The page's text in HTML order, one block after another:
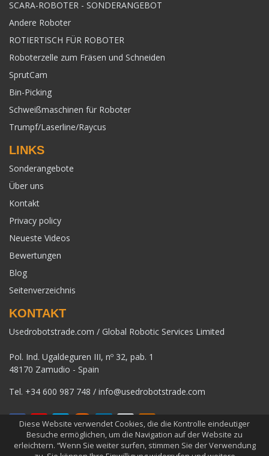
SCARA-ROBOTER - SONDERANGEBOT
Andere Roboter
ROTIERTISCH FÜR ROBOTER
Roboterzelle zum Fräsen und Schneiden
SprutCam
Bin-Picking
Schweißmaschinen für Roboter
Trumpf/Laserline/Raycus
LINKS
Sonderangebote
Über uns
Kontakt
Privacy policy
Neueste Videos
Bewertungen
Blog
Seitenverzeichnis
KONTAKT
Usedrobotstrade.com / Global Robotic Services Limited
Pol. Ind. Ugaldeguren III, nº 32, pab. 1
48170 Zamudio - Spain
Tel. +34 600 987 748 / info@usedrobotstrade.com
COPYRIGHT 2026 © USEDROBOTSTRADE.COM. ALLE RECHTE
Diese Website verwendet Cookies, die die Kontrolle eindeutiger
Besuche ermöglichen, um die Navigation auf der Website zu
erleichtern. “Wenn Sie weiter surfen, stimmen Sie der Verwendung